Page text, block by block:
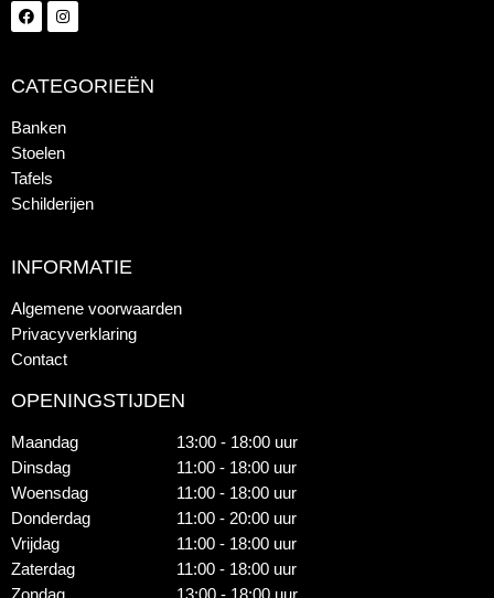
CATEGORIEËN
Banken
Stoelen
Tafels
Schilderijen
INFORMATIE
Algemene voorwaarden
Privacyverklaring
Contact
OPENINGSTIJDEN
Maandag
Dinsdag
Woensdag
Donderdag
Vrijdag
Zaterdag
Zondag
13:00 - 18:00 uur
11:00 - 18:00 uur
11:00 - 18:00 uur
11:00 - 20:00 uur
11:00 - 18:00 uur
11:00 - 18:00 uur
13:00 - 18:00 uur